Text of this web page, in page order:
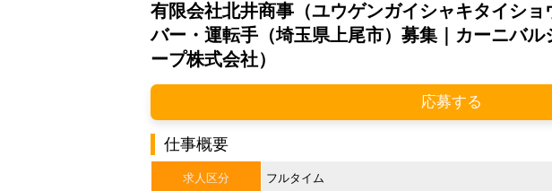
有限会社北井商事（ユウゲンガイシャキタイショ
バー・運転手（埼玉県上尾市）募集｜カーニバ
ープ株式会社）
応募する
仕事概要
求人区分 フルタイム